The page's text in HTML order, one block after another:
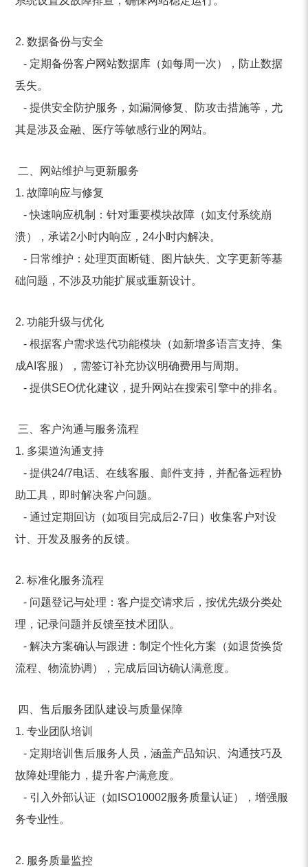
2. 数据备份与安全
- 定期备份客户网站数据库（如每周一次），防止数据
丢失。
- 提供安全防护服务，如漏洞修复、防攻击措施等，尤
其是涉及金融、医疗等敏感行业的网站。
二、网站维护与更新服务
1. 故障响应与修复
- 快速响应机制：针对重要模块故障（如支付系统崩
溃），承诺2小时内响应，24小时内解决。
- 日常维护：处理页面断链、图片缺失、文字更新等基
础问题，不涉及功能扩展或重新设计。
2. 功能升级与优化
- 根据客户需求迭代功能模块（如新增多语言支持、集
成AI客服），需签订补充协议明确费用与周期。
- 提供SEO优化建议，提升网站在搜索引擎中的排名。
三、客户沟通与服务流程
1. 多渠道沟通支持
- 提供24/7电话、在线客服、邮件支持，并配备远程协
助工具，即时解决客户问题。
- 通过定期回访（如项目完成后2-7日）收集客户对设
计、开发及服务的反馈。
2. 标准化服务流程
- 问题登记与处理：客户提交请求后，按优先级分类处
理，记录问题并反馈至技术团队。
- 解决方案确认与跟进：制定个性化方案（如退货换货
流程、物流协调），完成后回访确认满意度。
四、售后服务团队建设与质量保障
1. 专业团队培训
- 定期培训售后服务人员，涵盖产品知识、沟通技巧及
故障处理能力，提升客户满意度。
- 引入外部认证（如ISO10002服务质量认证），增强服
务专业性。
2. 服务质量监控